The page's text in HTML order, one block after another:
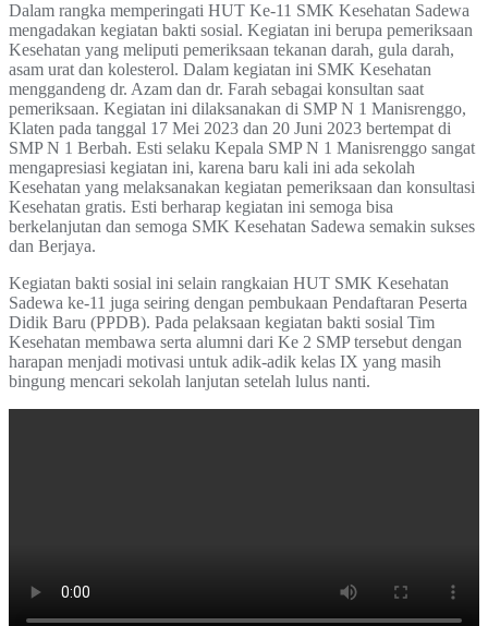
Dalam rangka memperingati HUT Ke-11 SMK Kesehatan Sadewa
mengadakan kegiatan bakti sosial. Kegiatan ini berupa pemeriksaan
Kesehatan yang meliputi pemeriksaan tekanan darah, gula darah,
asam urat dan kolesterol. Dalam kegiatan ini SMK Kesehatan
menggandeng dr. Azam dan dr. Farah sebagai konsultan saat
pemeriksaan. Kegiatan ini dilaksanakan di SMP N 1 Manisrenggo,
Klaten pada tanggal 17 Mei 2023 dan 20 Juni 2023 bertempat di
SMP N 1 Berbah. Esti selaku Kepala SMP N 1 Manisrenggo sangat
mengapresiasi kegiatan ini, karena baru kali ini ada sekolah
Kesehatan yang melaksanakan kegiatan pemeriksaan dan konsultasi
Kesehatan gratis. Esti berharap kegiatan ini semoga bisa
berkelanjutan dan semoga SMK Kesehatan Sadewa semakin sukses
dan Berjaya.
Kegiatan bakti sosial ini selain rangkaian HUT SMK Kesehatan
Sadewa ke-11 juga seiring dengan pembukaan Pendaftaran Peserta
Didik Baru (PPDB). Pada pelaksaan kegiatan bakti sosial Tim
Kesehatan membawa serta alumni dari Ke 2 SMP tersebut dengan
harapan menjadi motivasi untuk adik-adik kelas IX yang masih
bingung mencari sekolah lanjutan setelah lulus nanti.